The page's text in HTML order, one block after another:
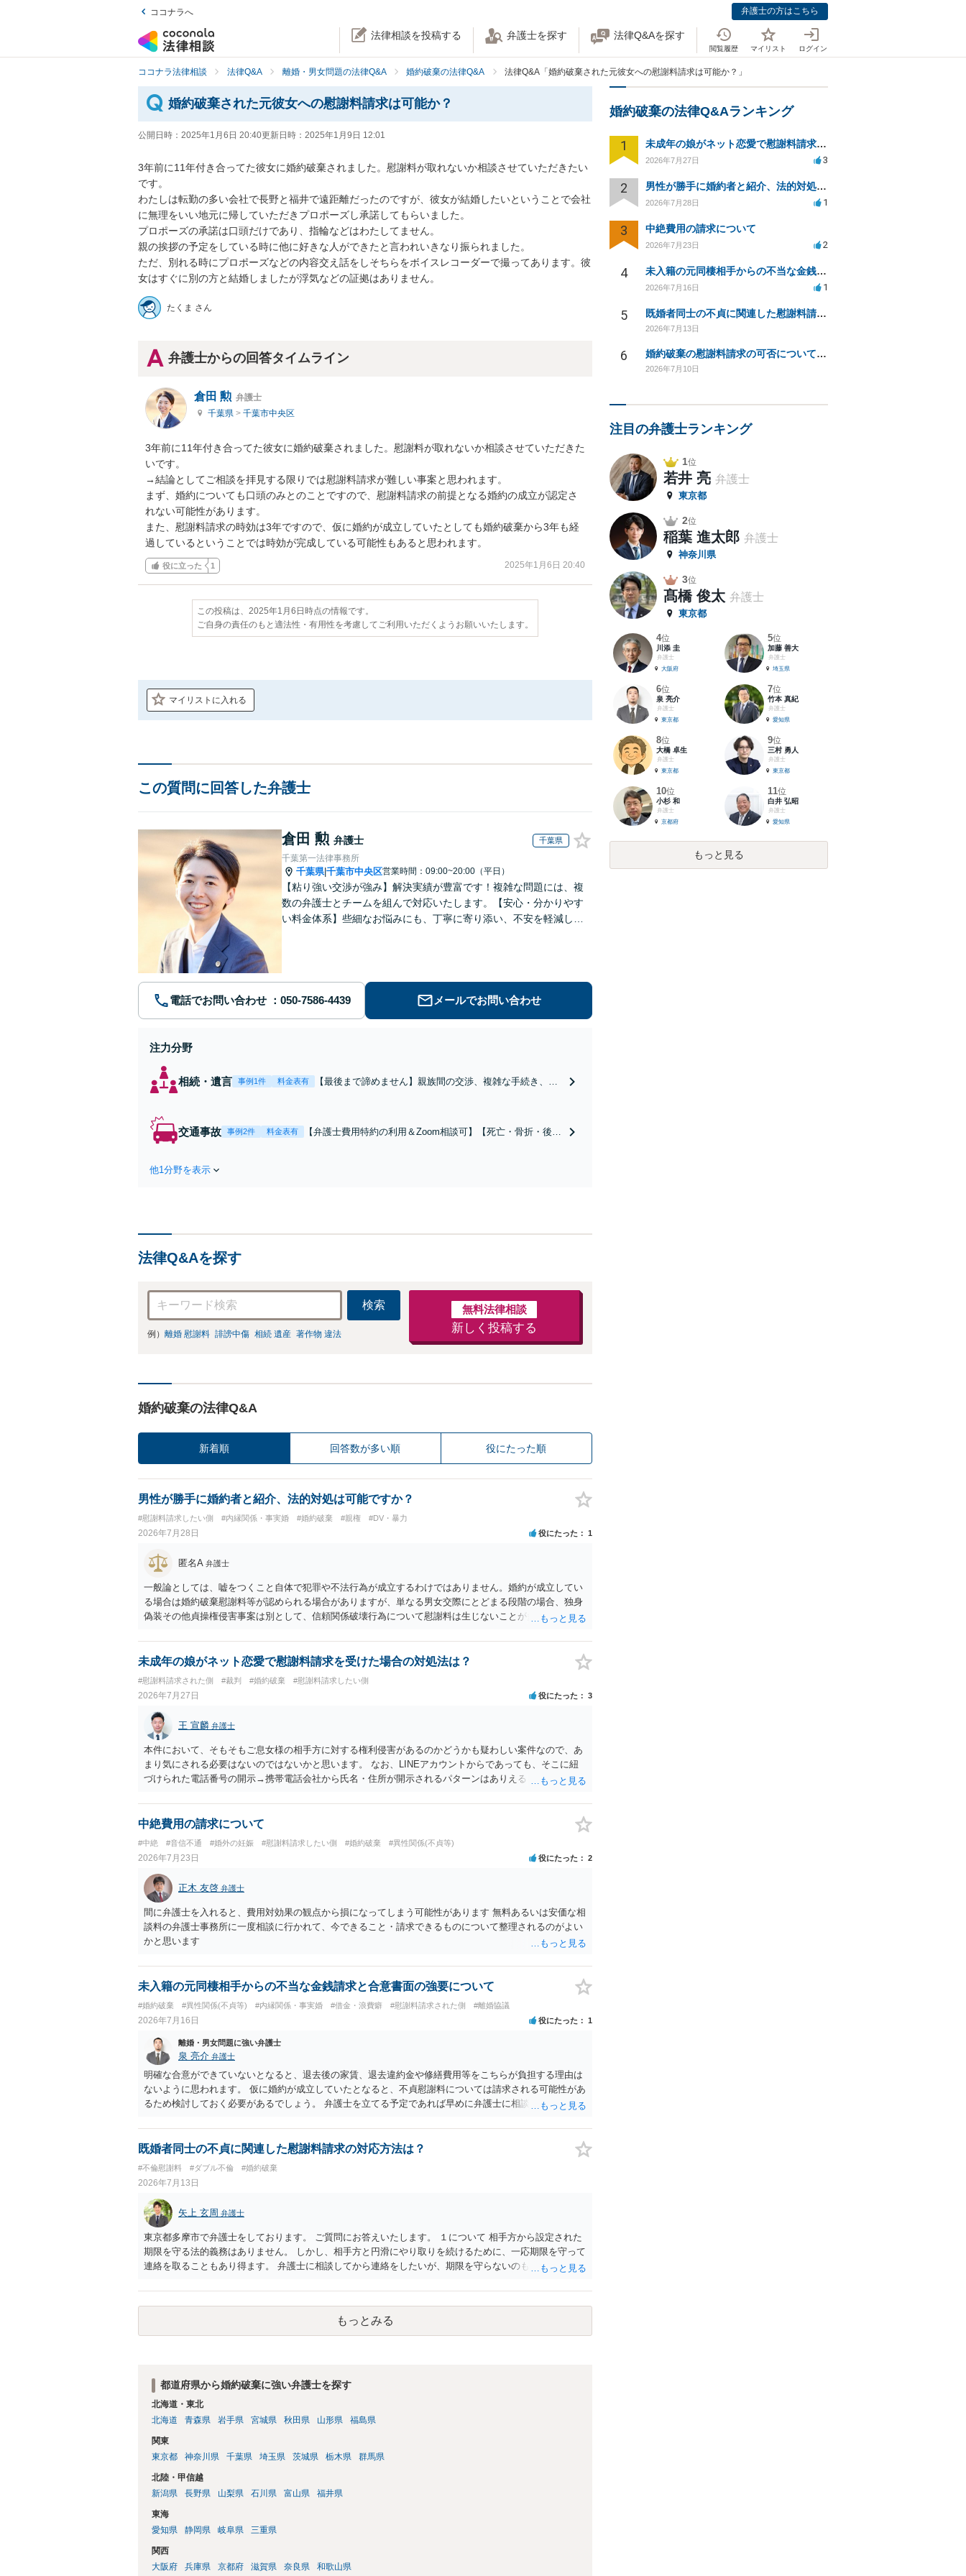
ココナラへ 弁護士の方はこちら
法律相談を投稿する 弁護士を探す 法律Q&Aを探す
閲覧履歴 マイリスト ログイン
ココナラ法律相談 法律Q&A 離婚・男女問題の法律Q&A 婚約破棄の法律Q&A 法律Q&A「婚約破棄された元彼女への慰謝料請求は可能か？」
婚約破棄された元彼女への慰謝料請求は可能か？
公開日時： 2025年1月6日 20:40更新日時： 2025年1月9日 12:01
3年前に11年付き合ってた彼女に婚約破棄されました。慰謝料が取れないか相談させていただきたい
です。
わたしは転勤の多い会社で長野と福井で遠距離だったのですが、彼女が結婚したいということで会社
に無理をいい地元に帰していただきプロポーズし承諾してもらいました。
プロポーズの承諾は口頭だけであり、指輪などはわたしてません。
親の挨拶の予定をしている時に他に好きな人ができたと言われいきなり振られました。
ただ、別れる時にプロポーズなどの内容交え話をしそちらをボイスレコーダーで撮ってあります。彼
女はすぐに別の方と結婚しましたが浮気などの証拠はありません。
たくま さん
弁護士からの回答タイムライン
倉田 勲 弁護士
千葉県 > 千葉市中央区
3年前に11年付き合ってた彼女に婚約破棄されました。慰謝料が取れないか相談させていただきた
いです。
→結論としてご相談を拝見する限りでは慰謝料請求が難しい事案と思われます。
まず、婚約についても口頭のみとのことですので、慰謝料請求の前提となる婚約の成立が認定さ
れない可能性があります。
また、慰謝料請求の時効は3年ですので、仮に婚約が成立していたとしても婚約破棄から3年も経
過しているということでは時効が完成している可能性もあると思われます。
役に立った 1 2025年1月6日 20:40
この投稿は、2025年1月6日時点の情報です。
ご自身の責任のもと適法性・有用性を考慮してご利用いただくようお願いいたします。
マイリストに入れる
この質問に回答した弁護士
倉田 勲 弁護士 千葉県
千葉第一法律事務所
千葉県|千葉市中央区営業時間：09:00~20:00（平日）
【粘り強い交渉が強み】解決実績が豊富です！複雑な問題には、複
数の弁護士とチームを組んで対応いたします。【安心・分かりやす
い料金体系】些細なお悩みにも、丁寧に寄り添い、不安を軽減しま
電話でお問い合わせ メールでお問い合わせ
注力分野
相続・遺言 事例1件 料金表有
【最後まで諦めません】親族間の交渉、複雑な手続き、全
能。【JR千葉駅近く】駐車場あり
交通事故 事例2件 料金表有
【弁護士費用特約の利用＆Zoom相談可】【死亡・骨折・後遺
他1分野を表示
法律Q&Aを探す
検索
例） 離婚 慰謝料 誹謗中傷 相続 遺産 著作物 違法
無料法律相談
新しく投稿する
婚約破棄の法律Q&A
新着順 回答数が多い順 役にたった順
男性が勝手に婚約者と紹介、法的対処は可能ですか？
#慰謝料請求したい側 #内縁関係・事実婚 #婚約破棄 #親権 #DV・暴力
2026年7月28日 役にたった 1
匿名A 弁護士
一般論としては、嘘をつくこと自体で犯罪や不法行為が成立するわけではありません。婚約が成立してい
る場合は婚約破棄慰謝料等が認められる場合がありますが、単なる男女交際にとどまる段階の場合、独身
偽装その他貞操権侵害事案は別として、信頼関係破壊行為について慰謝料は生じないことが多いと思われ
ったということですので、むしろ結婚しなくてよかったと割り切って、交際を終わらせるのがよいと思い
ます。
未成年の娘がネット恋愛で慰謝料請求を受けた場合の対処法は？
#慰謝料請求された側 #裁判 #婚約破棄 #慰謝料請求したい側
2026年7月27日 役にたった 3
王 宣麟 弁護士
本件において、そもそもご息女様の相手方に対する権利侵害があるのかどうかも疑わしい案件なので、あ
まり気にされる必要はないのではないかと思います。 なお、LINEアカウントからであっても、そこに紐
づけられた電話番号の開示→携帯電話会社から氏名・住所が開示されるパターンはありえるものの、本件
ないかと推察します。
中絶費用の請求について
#中絶 #音信不通 #婚外の妊娠 #慰謝料請求したい側 #婚約破棄 #異性関係(不貞等)
2026年7月23日 役にたった 2
正木 友啓 弁護士
間に弁護士を入れると、費用対効果の観点から損になってしまう可能性があります 無料あるいは安価な相
談料の弁護士事務所に一度相談に行かれて、今できること・請求できるものについて整理されるのがよい
かと思います
未入籍の元同棲相手からの不当な金銭請求と合意書面の強要について
#婚約破棄 #異性関係(不貞等) #内縁関係・事実婚 #借金・浪費癖 #慰謝料請求された側 #離婚協議
2026年7月16日 役にたった 1
離婚・男女問題に強い弁護士
泉 亮介 弁護士
明確な合意ができていないとなると、退去後の家賃、退去違約金や修繕費用等をこちらが負担する理由は
ないように思われます。 仮に婚約が成立していたとなると、不貞慰謝料については請求される可能性があ
るため検討しておく必要があるでしょう。 弁護士を立てる予定であれば早めに弁護士に相談し、弁護士か
既婚者同士の不貞に関連した慰謝料請求の対応方法は？
#不倫慰謝料 #ダブル不倫 #婚約破棄
2026年7月13日
矢上 玄周 弁護士
東京都多摩市で弁護士をしております。 ご質問にお答えいたします。 １について 相手方から設定された
期限を守る法的義務はありません。 しかし、相手方と円滑にやり取りを続けるために、一応期限を守って
連絡を取ることもあり得ます。 弁護士に相談してから連絡をしたいが、期限を守らないのもご不安という
もあります。 ２について 求償権の請求と婚約破棄の慰謝料請求は、法的には別の議論ではありますが、
事実上の繋がりがないわけではありません。 例えば、既婚者であるにもかかわらず、結婚するということ
を匂わせて不貞関係になったというような場合には、求償権の負担割合が高くなり、婚約破棄の慰謝料も
払う必要が生じるという可能性もないわけではありません。 ただし、法律上重婚は認められていないの
ることによって、「これをもってお互いに今後一切請求しない」ことを双方が誓約することになります。
上記はあくまでも一般論としての回答となります。 詳細なご事情をお伺いすればより適切な回答ができる
かと存じます。 弁護士に相談すべき事案かと存じますので、お早めにご相談されることをお勧めいたしま
す。
もっとみる
都道府県から婚約破棄に強い弁護士を探す
北海道・東北
北海道
青森県 岩手県 宮城県 秋田県 山形県 福島県
関東
東京都
神奈川県 千葉県 埼玉県 茨城県 栃木県 群馬県
北陸・甲信越
新潟県
長野県 山梨県 石川県 富山県 福井県
東海
愛知県
静岡県 岐阜県 三重県
関西
大阪府
兵庫県 京都府 滋賀県 奈良県 和歌山県
婚約破棄の法律Q&Aランキング
1 未成年の娘がネット恋愛で慰謝料請求を受けた場合の対処法は？
2026年7月27日 3
2 男性が勝手に婚約者と紹介、法的対処は可能ですか？
2026年7月28日 1
3 中絶費用の請求について
2026年7月23日 2
4 未入籍の元同棲相手からの不当な金銭請求と合意書面の強要について
2026年7月16日 1
5 既婚者同士の不貞に関連した慰謝料請求の対応方法は？
2026年7月13日
6 婚約破棄の慰謝料請求の可否についてのご相談
2026年7月10日
注目の弁護士ランキング
1位
若井 亮 弁護士
東京都
2位
稲葉 進太郎 弁護士
神奈川県
3位
髙橋 俊太 弁護士
東京都
4位
川添 圭
弁護士
大阪府
5位
加藤 善大
弁護士
埼玉県
6位
泉 亮介
弁護士
東京都
7位
竹本 真紀
弁護士
愛知県
8位
大橋 卓生
弁護士
東京都
9位
三村 勇人
弁護士
東京都
10位
小杉 和
弁護士
京都府
11位
白井 弘昭
弁護士
愛知県
もっと見る